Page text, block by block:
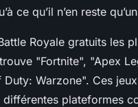
ce qu’il n’en reste
Royale gratuits les
"Fortnite", "Apex
Warzone". Ces
plateformes